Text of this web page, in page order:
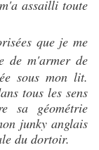
assailli toute
que je me
de m'armer de
sous mon lit.
tous les sens
sa géométrie
junky anglais
du dortoir.